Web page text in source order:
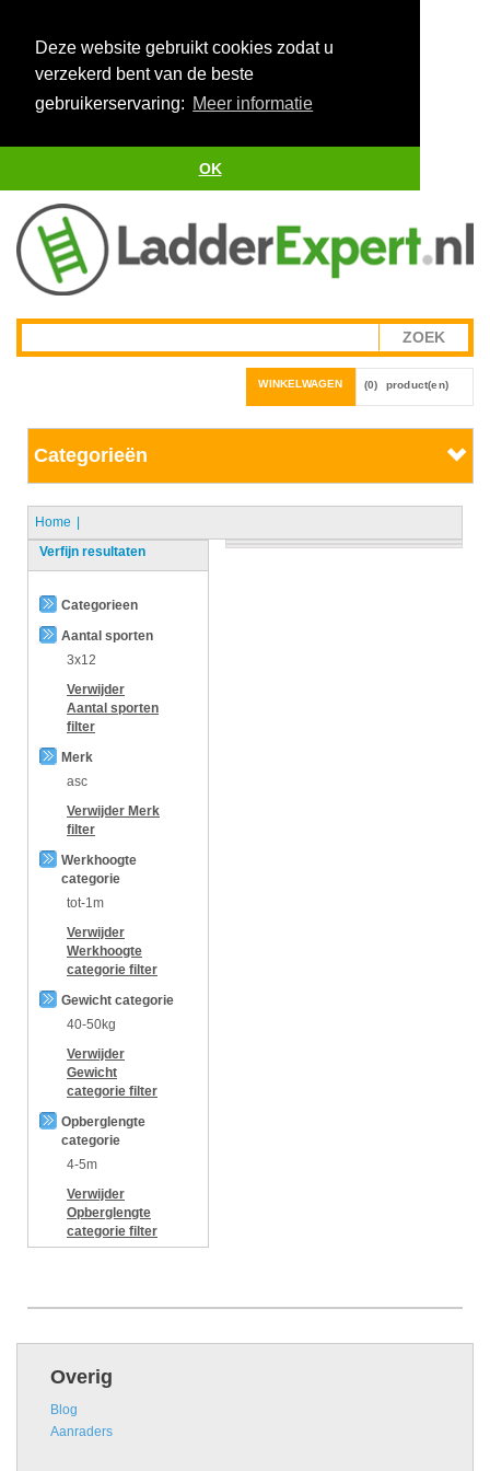
Deze website gebruikt cookies zodat u
verzekerd bent van de beste
gebruikerservaring: Meer informatie
OK
WINKELWAGEN (0) product(en)
Categorieën
Home
Verfijn resultaten
Categorieen
Aantal sporten
3x12
Verwijder
Aantal sporten
filter
Merk
asc
Verwijder Merk
filter
Werkhoogte
categorie
tot-1m
Verwijder
Werkhoogte
categorie filter
Gewicht categorie
40-50kg
Verwijder
Gewicht
categorie filter
Opberglengte
categorie
4-5m
Verwijder
Opberglengte
categorie filter
Overig
Blog
Aanraders